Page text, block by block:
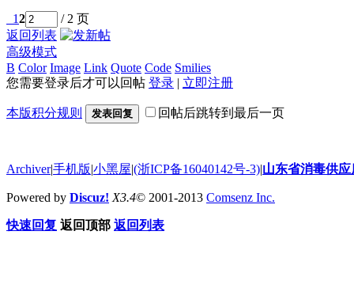
12
/ 2 页
返回列表
高级模式
B Color Image Link Quote Code Smilies
您需要登录后才可以回帖 登录 | 立即注册
本版积分规则 发表回复 回帖后跳转到最后一页
Archiver|手机版|小黑屋|(浙ICP备16040142号-3)|山东省消毒供
Powered by Discuz! X3.4© 2001-2013 Comsenz Inc.
快速回复 返回顶部 返回列表